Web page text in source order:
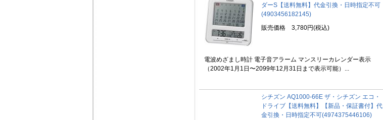
ダーS【送料無料】代金引換・日時指定不可
(4903456182145)
販売価格 3,780円(税込)
電波めざまし時計 電子音アラーム マンスリーカレンダー表示
（2002年1月1日〜2099年12月31日まで表示可能）...
シチズン AQ1000-66E ザ・シチズン エコ・
ドライブ【送料無料】【新品・保証書付】代
金引換・日時指定不可(4974375446106)